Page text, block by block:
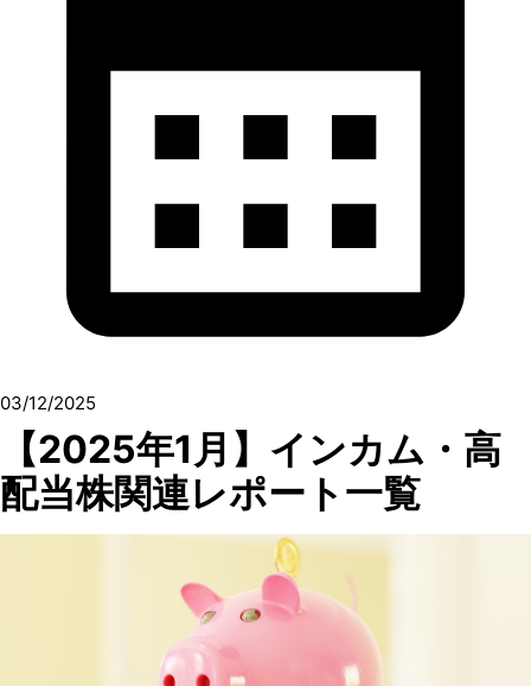
03/12/2025
【2025年1月】インカム・高
配当株関連レポート一覧